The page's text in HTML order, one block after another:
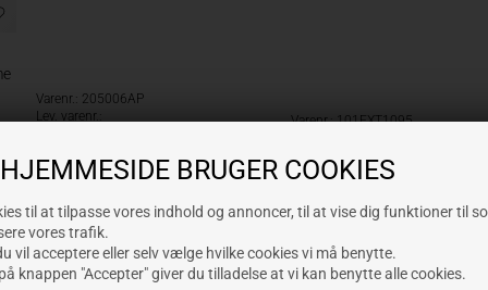
BRUGER COOKIES
til at tilpasse vores indhold og annoncer, til at vise dig funktioner til
vores trafik.
vil acceptere eller selv vælge hvilke cookies vi må benytte.
knappen "Accepter" giver du tilladelse at vi kan benytte alle cookies.
Varenr.: 205006AP
Lev. varenr.:
mva
Varenr.: 101EXT1095
1.142,00 NOK
NYHET